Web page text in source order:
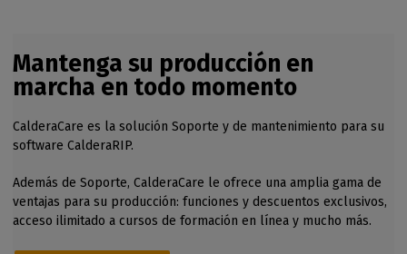
Mantenga su producción en
marcha en todo momento
CalderaCare es la solución Soporte y de mantenimiento para su
software CalderaRIP.
Además de Soporte, CalderaCare le ofrece una amplia gama de
ventajas para su producción: funciones y descuentos exclusivos,
acceso ilimitado a cursos de formación en línea y mucho más.